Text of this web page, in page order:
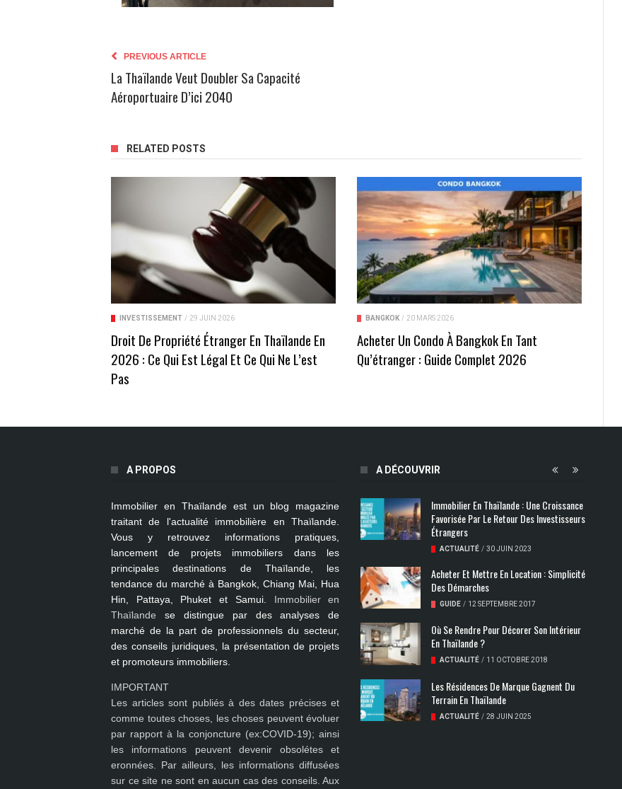
PREVIOUS ARTICLE
La Thaïlande Veut Doubler Sa Capacité
Aéroportuaire D’ici 2040
RELATED POSTS
INVESTISSEMENT / 29 JUIN 2026
Droit De Propriété Étranger En Thaïlande En
2026 : Ce Qui Est Légal Et Ce Qui Ne L’est
Pas
BANGKOK / 20 MARS 2026
Acheter Un Condo À Bangkok En Tant
Qu’étranger : Guide Complet 2026
A PROPOS
Immobilier en Thaïlandeest un blog magazine
traitant de l'actualité immobilière en Thaïlande.
Vous y retrouvez informations pratiques,
lancement de projets immobiliers dans les
principales destinations de Thaïlande, les
tendance du marché à Bangkok, Chiang Mai, Hua
Hin, Pattaya, Phuket et Samui. Immobilier en
Thaïlande se distingue par des analyses de
marché de la part de professionnels du secteur,
des conseils juridiques, la présentation de projets
et promoteurs immobiliers.
IMPORTANT
Les articles sont publiés à des dates précises et
comme toutes choses, les choses peuvent évoluer
par rapport à la conjoncture (ex:COVID-19); ainsi
les informations peuvent devenir obsolétes et
eronnées . Par ailleurs, les informations diffusées
sur ce site ne sont en aucun cas des conseils. Aux
A DÉCOUVRIR
Immobilier En Thaïlande : Une Croissance
Favorisée Par Le Retour Des Investisseurs
Étrangers
ACTUALITÉ / 30 JUIN 2023
Acheter Et Mettre En Location : Simplicité
Des Démarches
GUIDE / 12 SEPTEMBRE 2017
Où Se Rendre Pour Décorer Son Intérieur
En Thaïlande ?
ACTUALITÉ / 11 OCTOBRE 2018
Les Résidences De Marque Gagnent Du
Terrain En Thaïlande
ACTUALITÉ / 28 JUIN 2025